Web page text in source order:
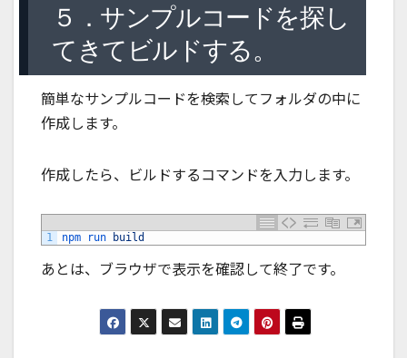
５．サンプルコードを探し
てきてビルドする。
簡単なサンプルコードを検索してフォルダの中に
作成します。
作成したら、ビルドするコマンドを入力します。
1 npm run build
あとは、ブラウザで表示を確認して終了です。